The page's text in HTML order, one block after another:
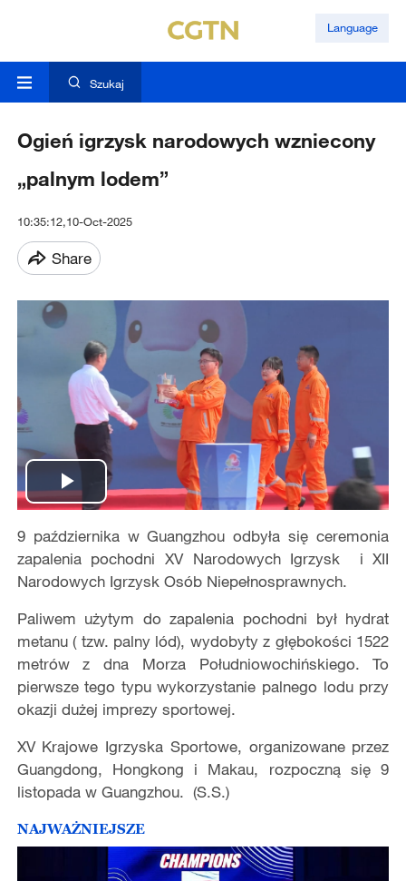
Language
Szukaj
Ogień igrzysk narodowych wzniecony
„palnym lodem”
10:35:12,10-Oct-2025
Share
Play
Video
9 października w Guangzhou odbyła się ceremonia
zapalenia pochodni XV Narodowych Igrzysk i XII
Narodowych Igrzysk Osób Niepełnosprawnych.
Paliwem użytym do zapalenia pochodni był hydrat
metanu ( tzw. palny lód), wydobyty z głębokości 1522
metrów z dna Morza Południowochińskiego. To
pierwsze tego typu wykorzystanie palnego lodu przy
okazji dużej imprezy sportowej.
XV Krajowe Igrzyska Sportowe, organizowane przez
Guangdong, Hongkong i Makau, rozpoczną się 9
listopada w Guangzhou. (S.S.)
NAJWAŻNIEJSZE